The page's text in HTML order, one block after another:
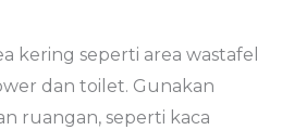
kering seperti area wastafel
dan toilet. Gunakan
ruangan, seperti kaca